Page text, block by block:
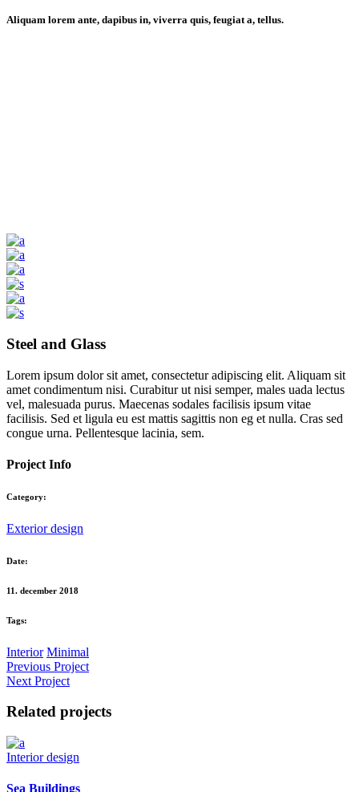
Aliquam lorem ante, dapibus in, viverra quis, feugiat a, tellus.
Steel and Glass
Lorem ipsum dolor sit amet, consectetur adipiscing elit. Aliquam sit
amet condimentum nisi. Curabitur ut nisi semper, males uada lectus
vel, malesuada purus. Maecenas sodales facilisis ipsum vitae
facilisis. Sed et ligula eu est mattis sagittis non eg et nulla. Cras sed
congue urna. Pellentesque lacinia, sem.
Project Info
Category:
Exterior design
Date:
11. december 2018
Tags:
Interior Minimal
Previous Project
Next Project
Related projects
Interior design
Sea Buildings